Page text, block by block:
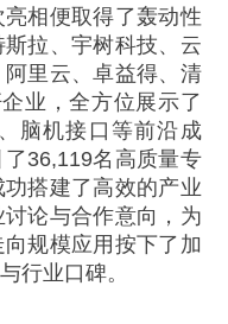
亮相便取得了轰动性
拉、宇树科技、云
里云、卓益得、清
业，全方位展示了
脑机接口等前沿成
36,119名高质量专
搭建了高效的产业
论与合作意向，为
规模应用按下了加
行业口碑。